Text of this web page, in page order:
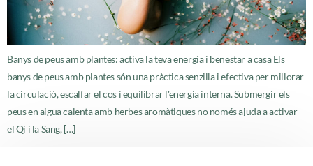
Banys de peus amb plantes: activa la teva energia i benestar a casa Els
banys de peus amb plantes són una pràctica senzilla i efectiva per millorar
la circulació, escalfar el cos i equilibrar l'energia interna. Submergir els
peus en aigua calenta amb herbes aromàtiques no només ajuda a activar
el Qi i la Sang, […]